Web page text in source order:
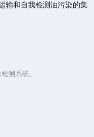
输和自我检测油污染的集
测系统。